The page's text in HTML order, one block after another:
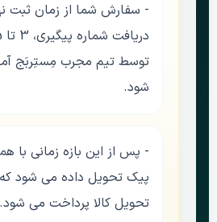
- سفارش شما از زمان ثبت
دریافت شماره پیگیری،
توسط تیم مجرب مِستِربَج
شود.
- پس از این بازه زمانی با
پیک تحویل داده می شود
تحویل کالا پرداخت می شود.